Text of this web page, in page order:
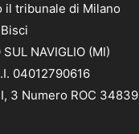
il tribunale di Milano
NAVIGLIO (MI)
04012790616
3 Numero ROC 34839